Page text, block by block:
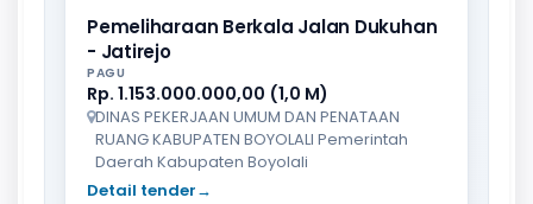
Pemeliharaan Berkala Jalan Dukuhan
- Jatirejo
PAGU
Rp. 1.153.000.000,00 (1,0 M)
DINAS PEKERJAAN UMUM DAN PENATAAN
RUANG KABUPATEN BOYOLALI Pemerintah
Daerah Kabupaten Boyolali
Detail tender→